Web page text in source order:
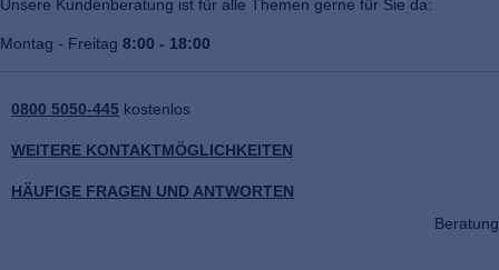
Unsere Kundenberatung ist für alle Themen gerne für Sie da:
Montag - Freitag 8:00 - 18:00
0800 5050-445 kostenlos
WEITERE KONTAKTMÖGLICHKEITEN
HÄUFIGE FRAGEN UND ANTWORTEN
Beratung